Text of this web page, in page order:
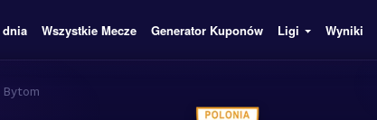
dnia Wszystkie Mecze Generator Kuponów Ligi Wyniki
Bytom